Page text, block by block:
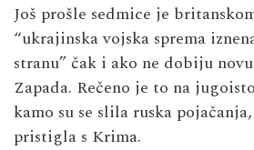
Još prošle sedmice je
“ukrajinska vojska sprema
stranu” čak i ako ne dobiju
Zapada. Rečeno je to na
kamo su se slila ruska
pristigla s Krima.